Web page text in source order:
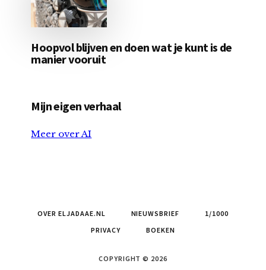
Hoopvol blijven en doen wat je kunt is de
manier vooruit
Mijn eigen verhaal
Meer over AI
OVER ELJADAAE.NL NIEUWSBRIEF
1/1000
PRIVACY
BOEKEN
COPYRIGHT © 2026